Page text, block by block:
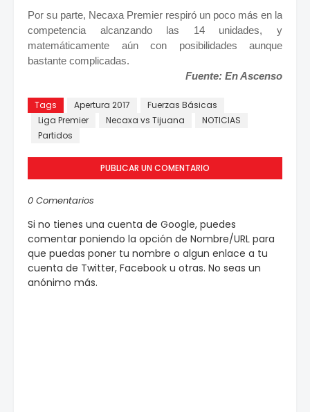
Por su parte, Necaxa Premier respiró un poco más en la
competencia alcanzando las 14 unidades, y
matemáticamente aún con posibilidades aunque
bastante complicadas.
Fuente: En Ascenso
Tags Apertura 2017
Fuerzas Básicas
Liga Premier
Necaxa vs Tijuana
NOTICIAS
Partidos
PUBLICAR UN COMENTARIO
0 Comentarios
Si no tienes una cuenta de Google, puedes
comentar poniendo la opción de Nombre/URL para
que puedas poner tu nombre o algun enlace a tu
cuenta de Twitter, Facebook u otras. No seas un
anónimo más.